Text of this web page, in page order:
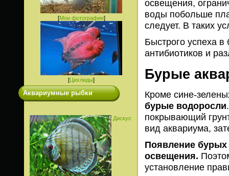
[Мои фотографии]
[Цихлиды]
Аквариумные рыбки
Дискус
освещения,
воды побольше
следует. В таких
Быстрого успеха
антибиотиков и
Бурые
Кроме сине-
бурые водоросли
покрывающий
вид аквариума,
Появление бурых
освещения.
установление